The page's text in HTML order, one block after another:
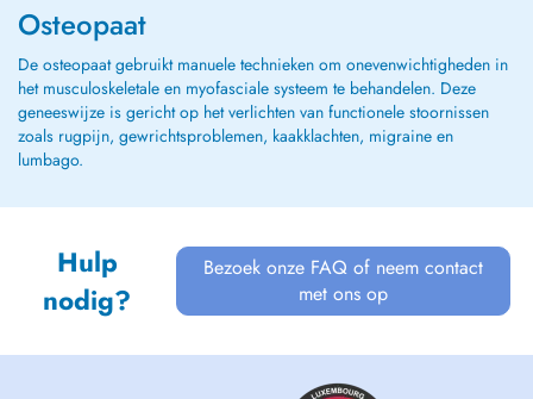
Osteopaat
De osteopaat gebruikt manuele technieken om onevenwichtigheden in
het musculoskeletale en myofasciale systeem te behandelen. Deze
geneeswijze is gericht op het verlichten van functionele stoornissen
zoals rugpijn, gewrichtsproblemen, kaakklachten, migraine en
lumbago.
Hulp
nodig?
Bezoek onze FAQ of neem contact
met ons op